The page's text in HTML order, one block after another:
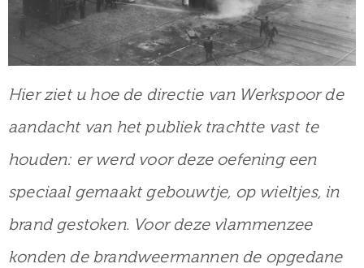
Hier ziet u hoe de directie van Werkspoor de
aandacht van het publiek trachtte vast te
houden: er werd voor deze oefening een
speciaal gemaakt gebouwtje, op wieltjes, in
brand gestoken. Voor deze vlammenzee
konden de brandweermannen de opgedane